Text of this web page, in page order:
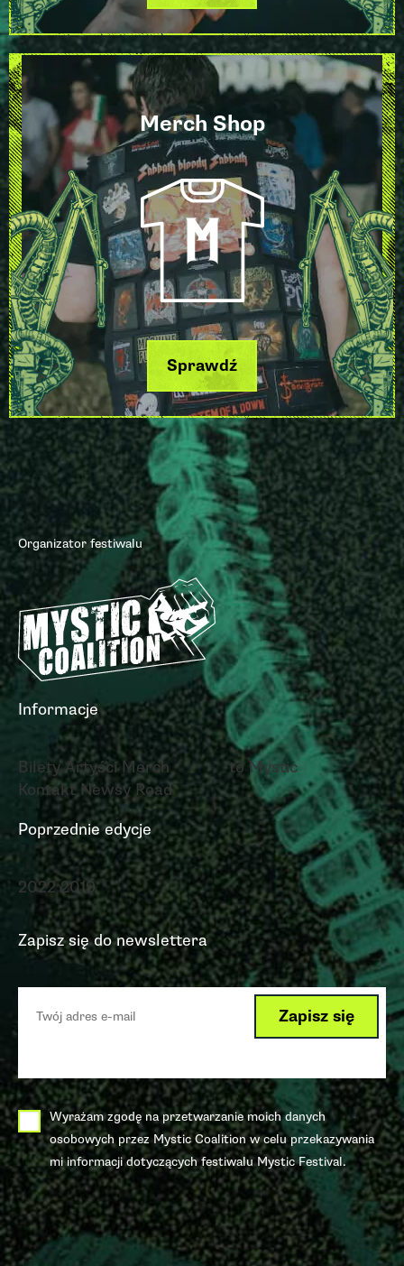
Merch Shop
Sprawdź
Organizator festiwalu
Informacje
Bilety Artyści Merch
Kontakt Newsy Road
to Mystic
Poprzednie edycje
2022 2019
Zapisz się do newslettera
Wyrażam zgodę na przetwarzanie moich danych
osobowych przez Mystic Coalition w celu przekazywania
mi informacji dotyczących festiwalu Mystic Festival.